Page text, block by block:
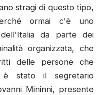
stragi di questo tipo,
ormai c'è uno
da parte dei
organizzata, che
delle persone che
è stato il segretario
Mininni, presente